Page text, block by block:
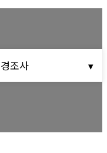
동문회비
경조사